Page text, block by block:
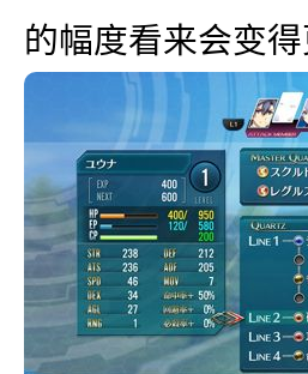
的幅度看来会变得